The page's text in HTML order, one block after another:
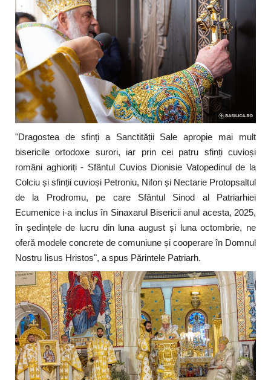
"Dragostea de sfinți a Sanctității Sale apropie mai mult
bisericile ortodoxe surori, iar prin cei patru sfinți cuvioși
români aghioriți - Sfântul Cuvios Dionisie Vatopedinul de la
Colciu și sfinții cuvioși Petroniu, Nifon și Nectarie Protopsaltul
de la Prodromu, pe care Sfântul Sinod al Patriarhiei
Ecumenice i-a inclus în Sinaxarul Bisericii anul acesta, 2025,
în ședințele de lucru din luna august și luna octombrie, ne
oferă modele concrete de comuniune și cooperare în Domnul
Nostru Iisus Hristos", a spus Părintele Patriarh.